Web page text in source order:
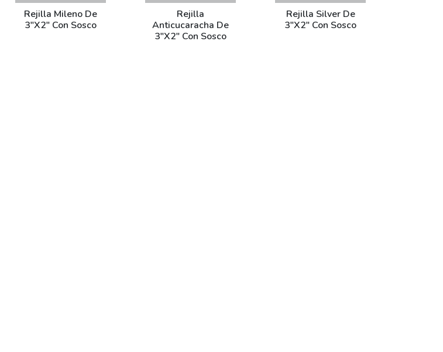
Rejilla Mileno De
3"X2" Con Sosco
Rejilla
Anticucaracha De
3"X2" Con Sosco
Rejilla Silver De
3"X2" Con Sosco